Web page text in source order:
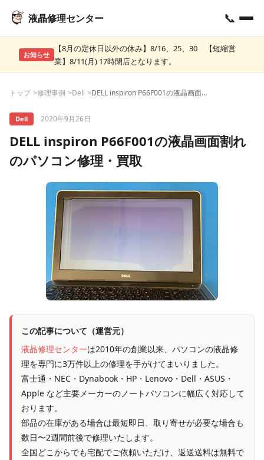
液晶修理センター 📞
お知らせ
【8月の定休日以外の休み】8/16、25、30 【短縮営
業】8/11(月) 17時閉店となります。
トップ 修理事例 Dell DELL inspiron P66F001の液晶画面割れのパソコン修理・買取
Dell 2020年9月26日
DELL inspiron P66F001の液晶画面割れ
のパソコン修理・買取
この記事について（運営元）
液晶修理センターは2010年の創業以来、パソコンの液晶修
理を専門に3万件以上の修理を手がけてまいりました。
富士通・NEC・Dynabook・HP・Lenovo・Dell・ASUS・
Apple など主要メーカーのノートパソコンに幅広く対応して
おります。
部品の在庫がある場合は最短即日、取り寄せが必要な場合も
数日〜2週間前後で修理いたします。
全国どこからでも宅配でご依頼いただけ、返送送料は無料で